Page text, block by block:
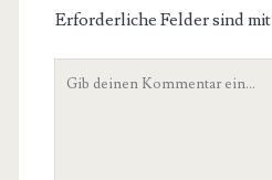
Erforderliche Felder sind mit
Dein